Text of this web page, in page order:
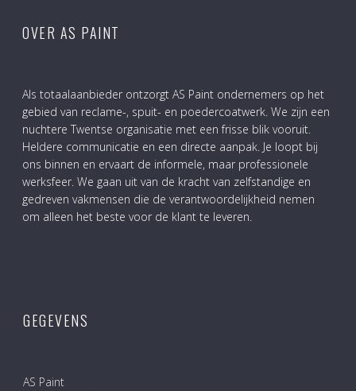
OVER AS PAINT
Als totaalaanbieder ontzorgt AS Paint ondernemers op het
gebied van reclame-, spuit- en poedercoatwerk. We zijn een
nuchtere Twentse organisatie met een frisse blik vooruit.
Heldere communicatie en een directe aanpak. Je loopt bij
ons binnen en ervaart de informele, maar professionele
werksfeer. We gaan uit van de kracht van zelfstandige en
gedreven vakmensen die de verantwoordelijkheid nemen
om alleen het beste voor de klant te leveren.
GEGEVENS
AS Paint